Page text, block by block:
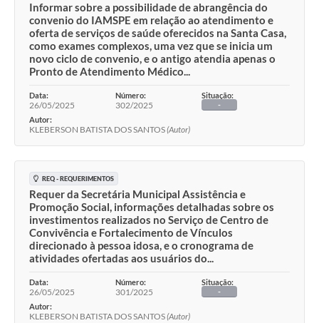
Informar sobre a possibilidade de abrangência do
convenio do IAMSPE em relação ao atendimento e
oferta de serviços de saúde oferecidos na Santa Casa,
como exames complexos, uma vez que se inicia um
novo ciclo de convenio, e o antigo atendia apenas o
Pronto de Atendimento Médico...
Data:
26/05/2025
Número:
302/2025
Situação:
-
Autor:
KLEBERSON BATISTA DOS SANTOS(Autor)
REQ - REQUERIMENTOS
Requer da Secretária Municipal Assistência e
Promoção Social, informações detalhadas sobre os
investimentos realizados no Serviço de Centro de
Convivência e Fortalecimento de Vínculos
direcionado à pessoa idosa, e o cronograma de
atividades ofertadas aos usuários do...
Data:
26/05/2025
Número:
301/2025
Situação:
-
Autor:
KLEBERSON BATISTA DOS SANTOS(Autor)